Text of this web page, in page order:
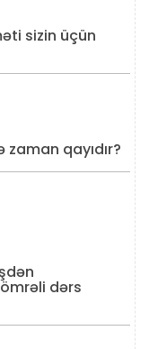
sizin üçün
zaman qayıdır?
dərs